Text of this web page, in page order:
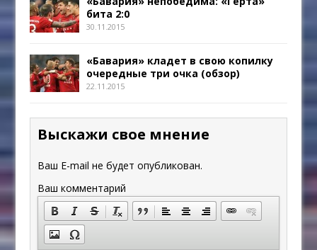
бита 2:0
30.11.2015
«Бавария» кладет в свою копилку
очередные три очка (обзор)
22.11.2015
Выскажи свое мнение
Ваш E-mail не будет опубликован.
Ваш комментарий